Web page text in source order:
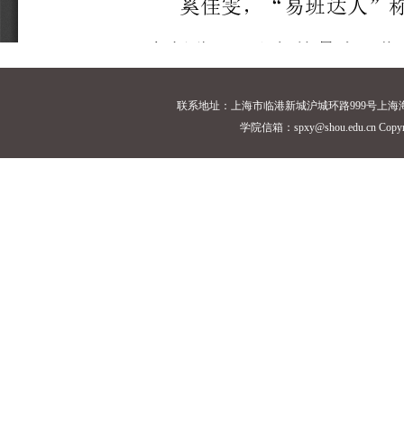
联系地址：上海市临港新城沪城环路999号上
学院信箱：spxy@shou.edu.cn